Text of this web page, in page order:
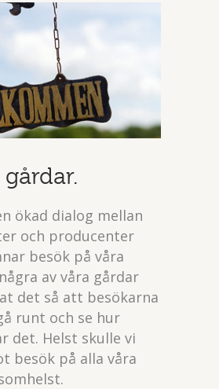
ökad dialog mellan
och producenter
besök på våra
av våra gårdar
det så att besökarna
runt och se hur
det. Helst skulle vi
besök på alla våra